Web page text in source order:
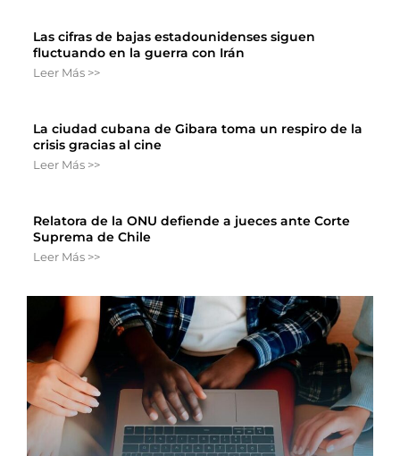
Las cifras de bajas estadounidenses siguen
fluctuando en la guerra con Irán
Leer Más >>
La ciudad cubana de Gibara toma un respiro de la
crisis gracias al cine
Leer Más >>
Relatora de la ONU defiende a jueces ante Corte
Suprema de Chile
Leer Más >>